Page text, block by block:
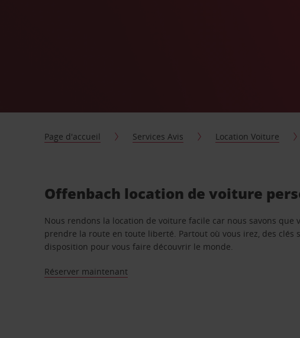
Page d'accueil Services Avis Location Voiture
Offenbach location de voiture
Nous rendons la location de voiture facile car nous savons que
prendre la route en toute liberté. Partout où vous irez, des clés
disposition pour vous faire découvrir le monde.
Réserver maintenant